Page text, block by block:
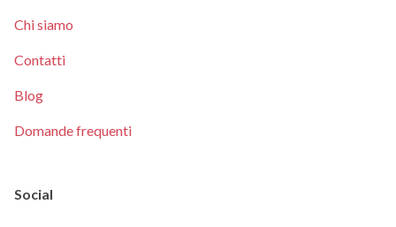
Chi siamo
Contatti
Blog
Domande frequenti
Social